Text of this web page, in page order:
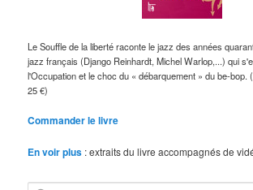
Le Souffle de la liberté raconte le jazz des années
jazz français (Django Reinhardt, Michel Warlop,...) qui
l'Occupation et le choc du « débarquement » du be-bop.
25 €)
Commander le livre
En voir plus : extraits du livre accompagnés de